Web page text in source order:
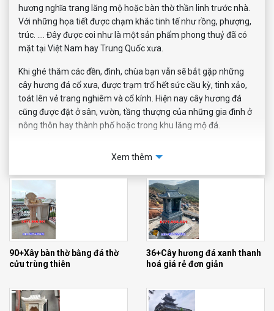
hương nghĩa trang lăng mộ hoặc bàn thờ thần linh trước nhà.
Với những họa tiết được chạm khắc tinh tế như rồng, phượng,
trúc. …. Đây được coi như là một sản phẩm phong thuỷ đã có
mặt tại Việt Nam hay Trung Quốc xưa.
Khi ghé thăm các đền, đình, chùa bạn vẫn sẽ bắt gặp những
cây hương đá cổ xưa, được trạm trổ hết sức cầu kỳ, tinh xảo,
toát lên vẻ trang nghiêm và cổ kính. Hiện nay cây hương đá
cũng được đặt ở sân, vườn, tầng thượng của những gia đình ở
nông thôn hay thành phố hoặc trong khu lăng mộ đá.
Xem thêm
90+Xây bàn thờ bằng đá thờ
cửu trùng thiên
36+Cây hương đá xanh thanh
hoá giá rẻ đơn giản